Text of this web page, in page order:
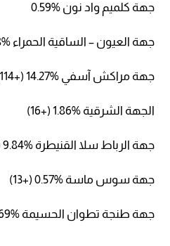
جهة كلميم واد نون %​0.59
جهة العيون – الساقية الحمراء %3.08
جهة مراكش آسفي %14.27 (+114)
الجهة الشرقية %1.86 (+16)
جهة الرباط سلا القنيطرة %9.84 (+67)
جهة سوس ماسة %0.57 (+13)
جهة طنجة تطوان الحسيمة %23.6​9 (+179)